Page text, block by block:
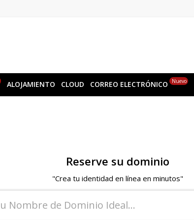
ALOJAMIENTO CLOUD CORREO ELECTRÓNICO Nuevo
Reserve su dominio
"Crea tu identidad en línea en minutos"